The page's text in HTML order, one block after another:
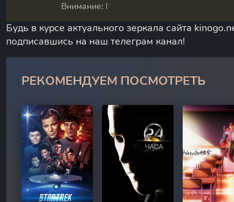
Внимание: !
Будь в курсе актуального зеркала сайта
подписавшись на наш телеграм канал!
РЕКОМЕНДУЕМ ПОСМОТРЕТЬ